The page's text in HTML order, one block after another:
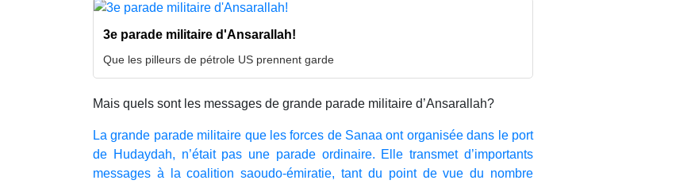
3e parade militaire d'Ansarallah!
Que les pilleurs de pétrole US prennent garde
Mais quels sont les messages de grande parade militaire d’Ansarallah?
La grande parade militaire que les forces de Sanaa ont organisée dans le port
de Hudaydah, n’était pas une parade ordinaire. Elle transmet d’importants
messages à la coalition saoudo-émiratie, tant du point de vue du nombre